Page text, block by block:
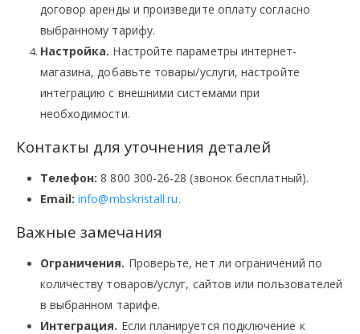
договор аренды и произведите оплату согласно
выбранному тарифу.
Настройка. Настройте параметры интернет-
магазина, добавьте товары/услуги, настройте
интеграцию с внешними системами при
необходимости.
Контакты для уточнения деталей
Телефон: 8 800 300-26-28 (звонок бесплатный).
Email: info@mbskristall.ru.
Важные замечания
Ограничения. Проверьте, нет ли ограничений по
количеству товаров/услуг, сайтов или пользователей
в выбранном тарифе.
Интеграция. Если планируется подключение к